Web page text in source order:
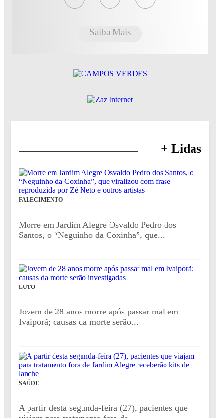
Saiba Mais
+ Lidas
FALECIMENTO
Morre em Jardim Alegre Osvaldo Pedro dos
Santos, o “Neguinho da Coxinha”, que...
LUTO
Jovem de 28 anos morre após passar mal em
Ivaiporã; causas da morte serão...
SAÚDE
A partir desta segunda-feira (27), pacientes que